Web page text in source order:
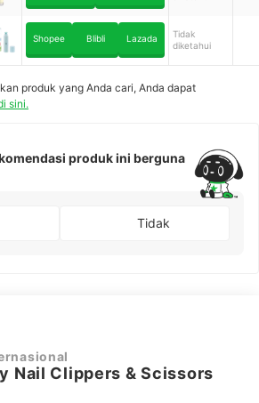
Shopee Blibli Lazada
Tidak
diketahui
produk yang Anda cari, Anda dapat
sini.
produk ini berguna
Tidak
Nail Clippers & Scissors